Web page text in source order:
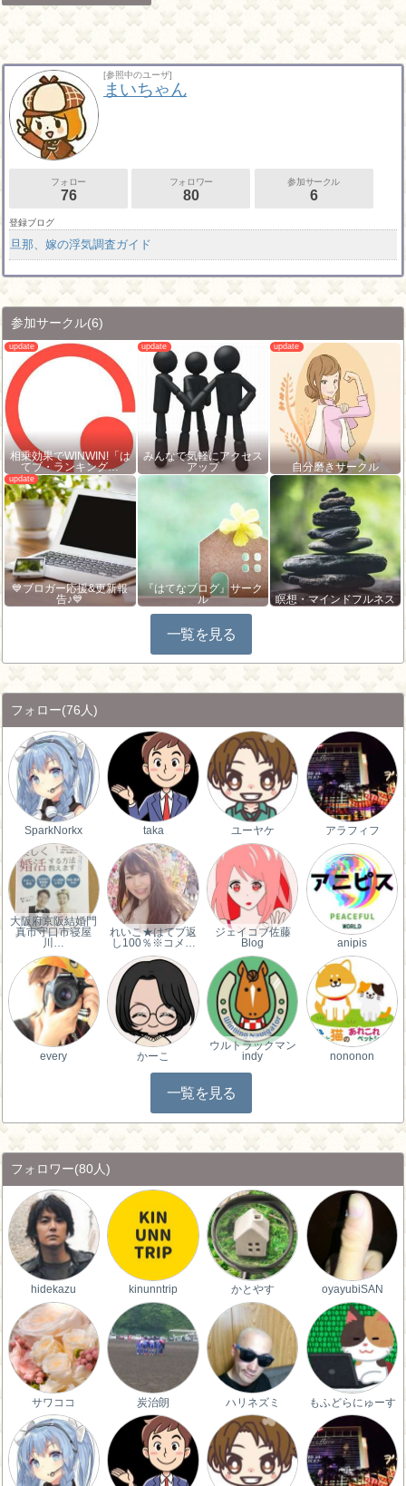
[参照中のユーザ]
まいちゃん
フォロー
76
フォロワー
80
参加サークル
6
登録ブログ
旦那、嫁の浮気調査ガイド
参加サークル(6)
相乗効果でWINWIN!「は
てブ・ランキング…
みんなで気軽にアクセス
アップ
自分磨きサークル
💙ブロガー応援&更新報
告♪💙
『はてなブログ』サーク
ル
瞑想・マインドフルネス
一覧を見る
フォロー(76人)
SparkNorkx taka ユーヤケ アラフィフ
大阪府京阪結婚門
真市守口市寝屋
川…
れいこ★はてブ返
し100％※コメ…
ジェイコブ佐藤
Blog
anipis
every かーこ
ウルトラックマン
indy
nononon
一覧を見る
フォロワー(80人)
hidekazu kinunntrip かとやす oyayubiSAN
サワココ 炭治朗 ハリネズミ もふどらにゅーす